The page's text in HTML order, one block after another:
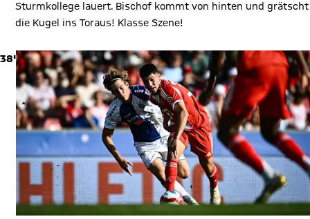
Sturmkollege lauert. Bischof kommt von hinten und grätscht
die Kugel ins Toraus! Klasse Szene!
38'